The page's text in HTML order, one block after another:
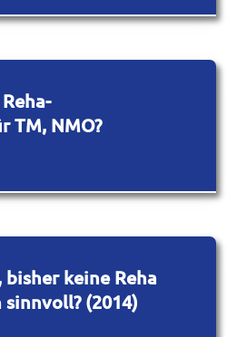
TM, NMO?
keine Reha
(2014)